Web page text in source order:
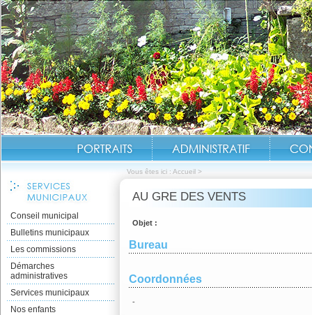
Vous êtes ici : Accueil >
Conseil municipal
Bulletins municipaux
Les commissions
Démarches
administratives
Services municipaux
Nos enfants
AU GRE DES VENTS
Objet :
Bureau
Coordonnées
-